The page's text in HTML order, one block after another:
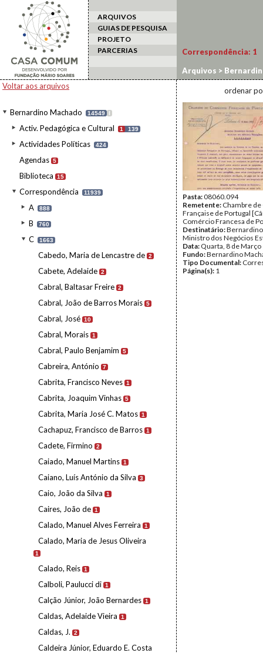
ARQUIVOS
GUIAS DE PESQUISA
PROJETO
PARCERIAS
Voltar aos arquivos
Bernardino Machado 14549 I
Activ. Pedagógica e Cultural 1 139
Actividades Políticas 424
Agendas 5
Biblioteca 15
Correspondência 11939
A 888
B 760
C 1663
Cabedo, Maria de Lencastre de 2
Cabete, Adelaide 2
Cabral, Baltasar Freire 2
Cabral, João de Barros Morais 5
Cabral, José 10
Cabral, Morais 1
Cabral, Paulo Benjamim 5
Cabreira, António 7
Cabrita, Francisco Neves 1
Cabrita, Joaquim Vinhas 5
Cabrita, Maria José C. Matos 1
Cachapuz, Francisco de Barros 1
Cadete, Firmino 2
Caiado, Manuel Martins 1
Caiano, Luís António da Silva 3
Caio, João da Silva 1
Caires, João de 1
Calado, Manuel Alves Ferreira 1
Calado, Maria de Jesus Oliveira
1
Calado, Reis 1
Calboli, Paulucci di 1
Calção Júnior, João Bernardes 1
Caldas, Adelaide Vieira 1
Caldas, J. 2
Caldeira Júnior, Eduardo E. Costa
Correspondência: 1
Arquivos >
ordenar
Pasta:08060.094
Remetente: Chambre
Française de Portugal
Comércio Francesa de
Destinatário:
Ministro dos Negócios
Data: Quarta, 8 de
Fundo:Bernardino
Tipo Documental:
Página(s): 1